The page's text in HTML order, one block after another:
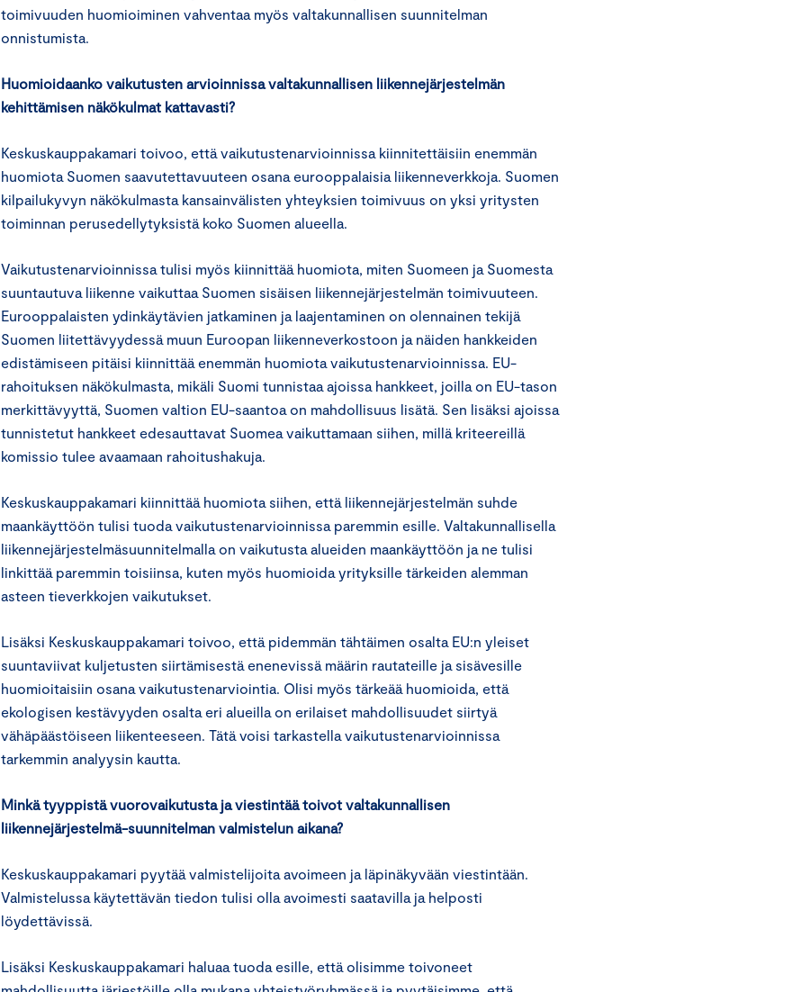
toimivuuden huomioiminen vahventaa myös valtakunnallisen suunnitelman
onnistumista.
Huomioidaanko vaikutusten arvioinnissa valtakunnallisen liikennejärjestelmän
kehittämisen näkökulmat kattavasti?
Keskuskauppakamari toivoo, että vaikutustenarvioinnissa kiinnitettäisiin enemmän
huomiota Suomen saavutettavuuteen osana eurooppalaisia liikenneverkkoja. Suomen
kilpailukyvyn näkökulmasta kansainvälisten yhteyksien toimivuus on yksi yritysten
toiminnan perusedellytyksistä koko Suomen alueella.
Vaikutustenarvioinnissa tulisi myös kiinnittää huomiota, miten Suomeen ja Suomesta
suuntautuva liikenne vaikuttaa Suomen sisäisen liikennejärjestelmän toimivuuteen.
Eurooppalaisten ydinkäytävien jatkaminen ja laajentaminen on olennainen tekijä
Suomen liitettävyydessä muun Euroopan liikenneverkostoon ja näiden hankkeiden
edistämiseen pitäisi kiinnittää enemmän huomiota vaikutustenarvioinnissa. EU-
rahoituksen näkökulmasta, mikäli Suomi tunnistaa ajoissa hankkeet, joilla on EU-tason
merkittävyyttä, Suomen valtion EU-saantoa on mahdollisuus lisätä. Sen lisäksi ajoissa
tunnistetut hankkeet edesauttavat Suomea vaikuttamaan siihen, millä kriteereillä
komissio tulee avaamaan rahoitushakuja.
Keskuskauppakamari kiinnittää huomiota siihen, että liikennejärjestelmän suhde
maankäyttöön tulisi tuoda vaikutustenarvioinnissa paremmin esille. Valtakunnallisella
liikennejärjestelmäsuunnitelmalla on vaikutusta alueiden maankäyttöön ja ne tulisi
linkittää paremmin toisiinsa, kuten myös huomioida yrityksille tärkeiden alemman
asteen tieverkkojen vaikutukset.
Lisäksi Keskuskauppakamari toivoo, että pidemmän tähtäimen osalta EU:n yleiset
suuntaviivat kuljetusten siirtämisestä enenevissä määrin rautateille ja sisävesille
huomioitaisiin osana vaikutustenarviointia. Olisi myös tärkeää huomioida, että
ekologisen kestävyyden osalta eri alueilla on erilaiset mahdollisuudet siirtyä
vähäpäästöiseen liikenteeseen. Tätä voisi tarkastella vaikutustenarvioinnissa
tarkemmin analyysin kautta.
Minkä tyyppistä vuorovaikutusta ja viestintää toivot valtakunnallisen
liikennejärjestelmä-suunnitelman valmistelun aikana?
Keskuskauppakamari pyytää valmistelijoita avoimeen ja läpinäkyvään viestintään.
Valmistelussa käytettävän tiedon tulisi olla avoimesti saatavilla ja helposti
löydettävissä.
Lisäksi Keskuskauppakamari haluaa tuoda esille, että olisimme toivoneet